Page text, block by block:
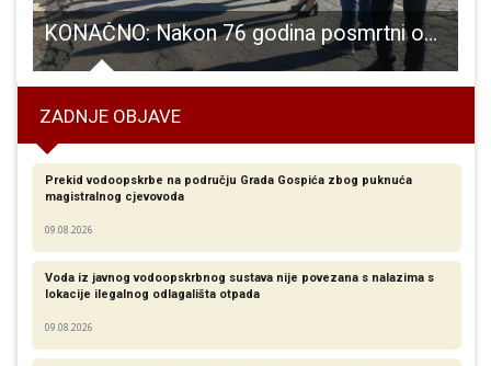
KONAČNO: Nakon 76 godina posmrtni ostaci žrtava Drugog svjetskog rata i poraća bit će dostojanstveno pohranjeni
ZADNJE OBJAVE
Prekid vodoopskrbe na području Grada Gospića zbog puknuća
magistralnog cjevovoda
09.08.2026
Voda iz javnog vodoopskrbnog sustava nije povezana s nalazima s
lokacije ilegalnog odlagališta otpada
09.08.2026